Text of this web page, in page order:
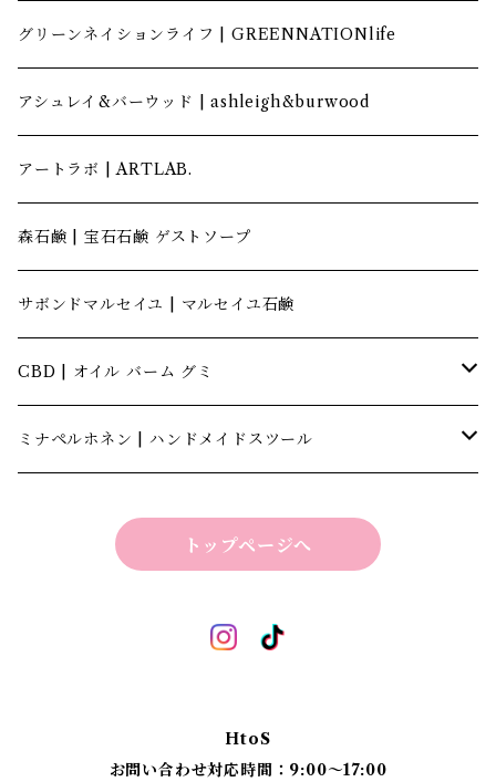
グリーンネイションライフ | GREENNATIONlife
アシュレイ&バーウッド | ashleigh&burwood
アートラボ | ARTLAB.
森石鹸 | 宝石石鹸 ゲストソープ
サボンドマルセイユ | マルセイユ石鹸
CBD | オイル バーム グミ
キャナテック | CannaTech
ミナペルホネン | ハンドメイドスツール
折り畳みスツール
丸脚四角スツール
トップページへ
HtoS
お問い合わせ対応時間：9:00〜17:00